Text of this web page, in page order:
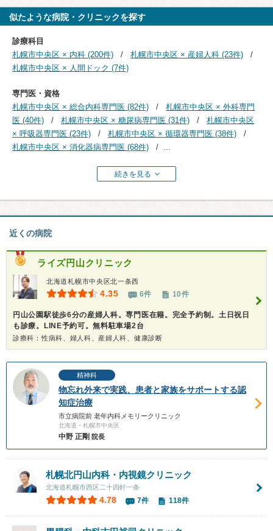
似たような病院・クリニックを探す
診療科目
札幌市中央区 × 内科 (200件)
札幌市中央区 × 産婦人科 (23件)
札幌市中央区 × 人間ドック (7件)
専門医・資格
札幌市中央区 × 総合内科専門医 (82件)
札幌市中央区 × 外科専門
医 (40件)
札幌市中央区 × 糖尿病専門医 (31件)
札幌市中央区
× 呼吸器専門医 (23件)
札幌市中央区 × 循環器専門医 (38件)
札幌市中央区 × 消化器病専門医 (68件)
続きを見る
近くの病院
ライズ円山クリニック
北海道札幌市中央区北一条西
4.35 6件 10件
円山公園駅徒歩6分の産婦人科。専門医在籍。完全予約制。土日祝日
も診療。LINE予約可。無料駐車場2台
診療科：性病科、婦人科、産婦人科、健康診断
精神科
物忘れ外来で実践、患者と家族をサポートする認
知症治療
市立病院前 老年内科メモリークリニック
北海道・札幌市中央区
中野 正剛 院長
札幌北円山内科・内視鏡クリニック
北海道札幌市西区二十四軒一条
4.78 7件 118件